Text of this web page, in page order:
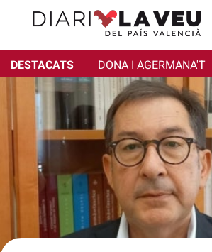
DESTACATS DONA I AGERMANA'T